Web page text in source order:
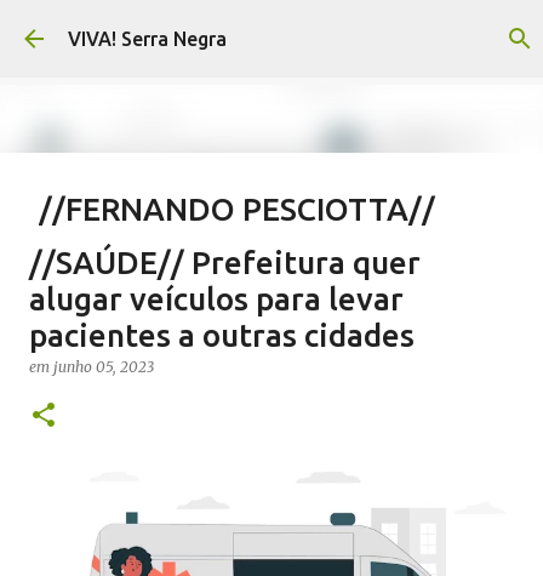
Pular para o conteúdo principal
VIVA! Serra Negra
//FERNANDO PESCIOTTA//
Encurtando caminho
em agosto 06, 2026 FERNANDO PESCIOTTA
NOTÍCIAS SERRA NEGRA VIVA! SERRA NEGRA
0
//SAÚDE// Prefeitura quer
alugar veículos para levar
pacientes a outras cidades
em junho 05, 2023